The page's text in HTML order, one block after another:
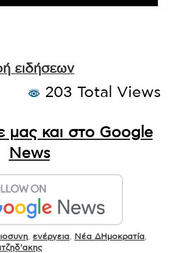
ειδήσεων
203 Total Views
μας και στο Google
News
ενέργεια Νέα ΔΗμοκρατία